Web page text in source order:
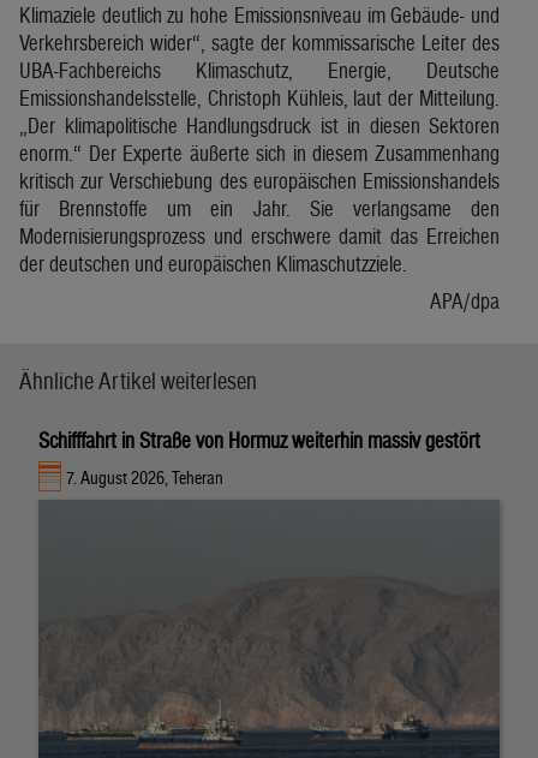
Klimaziele deutlich zu hohe Emissionsniveau im Gebäude- und
Verkehrsbereich wider“, sagte der kommissarische Leiter des
UBA-Fachbereichs Klimaschutz, Energie, Deutsche
Emissionshandelsstelle, Christoph Kühleis, laut der Mitteilung.
„Der klimapolitische Handlungsdruck ist in diesen Sektoren
enorm.“ Der Experte äußerte sich in diesem Zusammenhang
kritisch zur Verschiebung des europäischen Emissionshandels
für Brennstoffe um ein Jahr. Sie verlangsame den
Modernisierungsprozess und erschwere damit das Erreichen
der deutschen und europäischen Klimaschutzziele.
APA/dpa
Ähnliche Artikel weiterlesen
Schifffahrt in Straße von Hormuz weiterhin massiv gestört
7. August 2026, Teheran